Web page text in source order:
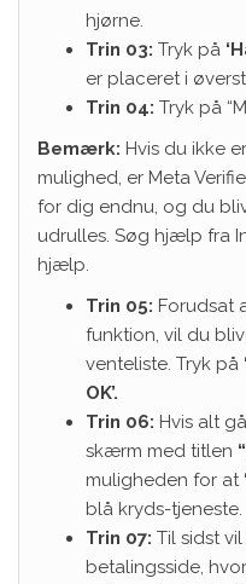
hjørne.
Trin 03: Tryk på
er placeret i
Trin 04: Tryk på
Bemærk: Hvis du ikke
mulighed, er Meta
for dig endnu, og du
udrulles. Søg hjælp fra
hjælp.
Trin 05: Forudsat
funktion, vil du
venteliste. Tryk på
OK’.
Trin 06: Hvis alt
skærm med titlen
muligheden for at
blå kryds-tjeneste.
Trin 07: Til sidst
betalingsside,